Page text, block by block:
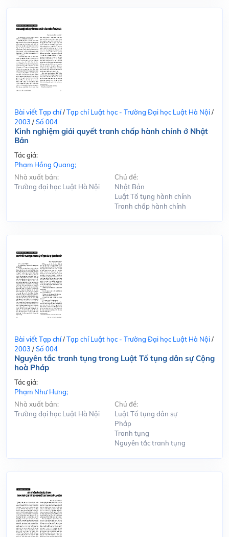
Bài viết Tạp chí/Tạp chí Luật học - Trường Đại học Luật Hà Nội/
2003 /Số 004
Kinh nghiệm giải quyết tranh chấp hành chính ở Nhật
Bản
Tác giả:
Phạm Hồng Quang;
Nhà xuất bản:
Trường đại học Luật Hà Nội
Chủ đề:
Nhật Bản
Luật Tố tụng hành chính
Tranh chấp hành chính
Bài viết Tạp chí/Tạp chí Luật học - Trường Đại học Luật Hà Nội/
2003 /Số 004
Nguyên tắc tranh tụng trong Luật Tố tụng dân sự Cộng
hoà Pháp
Tác giả:
Phạm Như Hưng;
Nhà xuất bản:
Trường đại học Luật Hà Nội
Chủ đề:
Luật Tố tụng dân sự
Pháp
Tranh tụng
Nguyên tắc tranh tụng